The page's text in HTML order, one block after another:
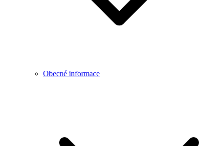
Obecné informace